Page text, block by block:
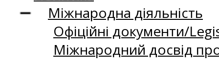
Міжнародна діяльність
Офіційні документи/
Міжнародний досвід